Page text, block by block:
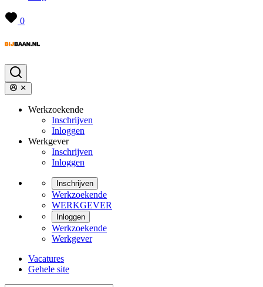
0
Werkzoekende
Inschrijven
Inloggen
Werkgever
Inschrijven
Inloggen
Inschrijven
Werkzoekende
WERKGEVER
Inloggen
Werkzoekende
Werkgever
Vacatures
Gehele site